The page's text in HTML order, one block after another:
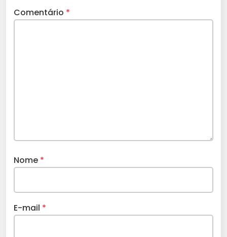
Comentário *
Nome *
E-mail *